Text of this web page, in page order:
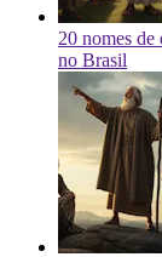
20 nomes de
no Brasil